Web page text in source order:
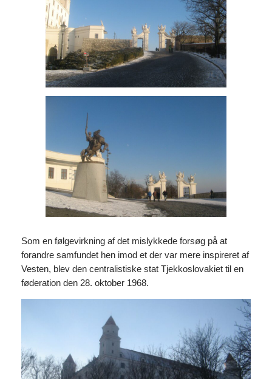
Som en følgevirkning af det mislykkede forsøg på at
forandre samfundet hen imod et der var mere inspireret af
Vesten, blev den centralistiske stat Tjekkoslovakiet til en
føderation den 28. oktober 1968.